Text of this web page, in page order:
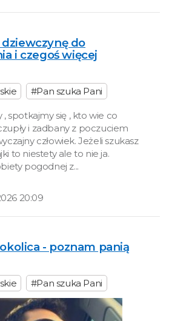
do
i czegoś więcej
#Pan szuka Pani
, spotkajmy się , kto wie co
i zadbany z poczuciem
człowiek. Jeżeli szukasz
to niestety ale to nie ja.
pogodnej z...
20:09
- poznam panią
#Pan szuka Pani